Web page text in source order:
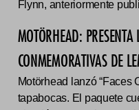
Flynn, anteriormente
MOTÖRHEAD: PRESENTA
CONMEMORATIVAS DE
Motörhead lanzó “Faces
tapabocas. El paquete